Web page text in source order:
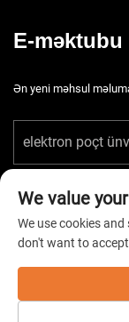
E-məktubu
Ən yeni məhsul
We value
We use cookies
don't want to